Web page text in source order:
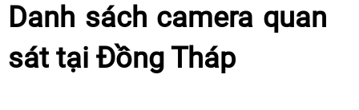
Danh sách camera quan
sát tại Đồng Tháp